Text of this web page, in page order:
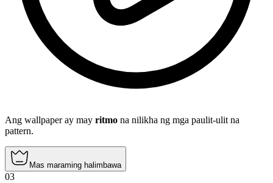
Ang wallpaper ay may ritmo na nilikha ng mga paulit-ulit na
pattern.
Mas maraming halimbawa
03